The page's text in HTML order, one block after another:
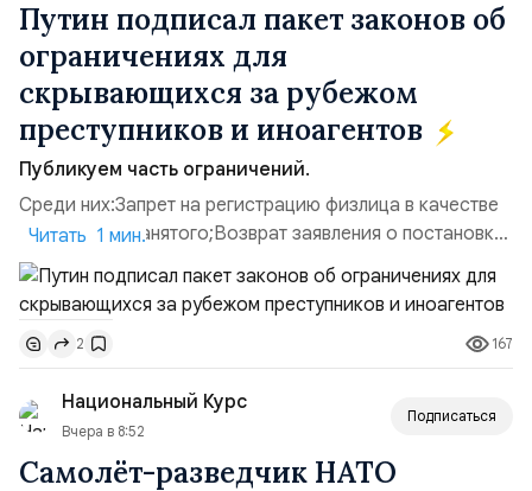
Путин подписал пакет законов об
ограничениях для
скрывающихся за рубежом
преступников и иноагентов
Публикуем часть ограничений.
Среди них:Запрет на регистрацию физлица в качестве
ИП или самозанятого;Возврат заявления о постановке
недвижимости на кадастровый учет;Ограничение
водительских прав;Запрет регистрации транспортных
средств и на заключение сделок по
доверенности;Отказ в заключении кредитного
договора, предоставлении государственных и
муниципальных услуг онл...
Читать 1 мин.
2 167
Национальный Курс
Вчера в 8:52
Подписаться
Самолёт-разведчик НАТО